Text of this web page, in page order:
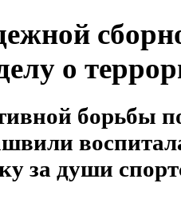
о
борьбы
за души